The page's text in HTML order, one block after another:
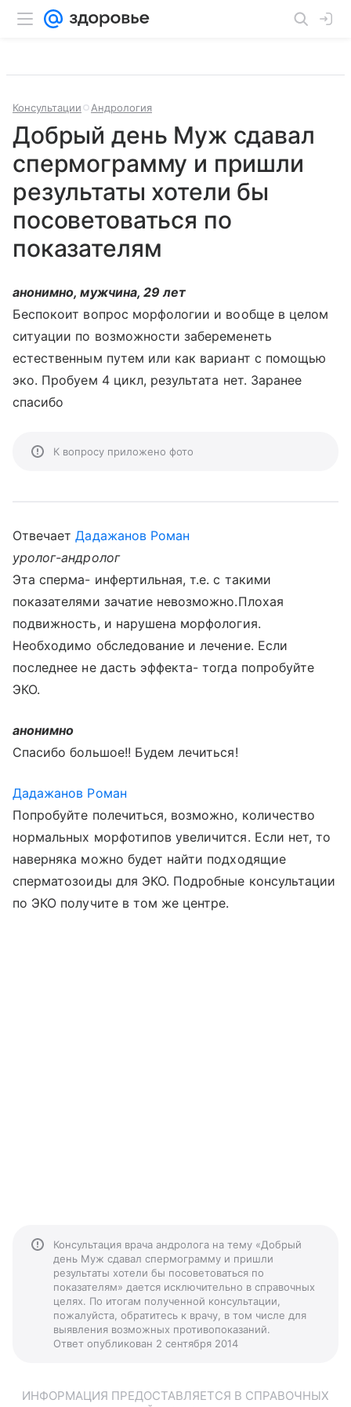
Консультации Андрология
Добрый день Муж сдавал
спермограмму и пришли
результаты хотели бы
посоветоваться по
показателям
анонимно, мужчина, 29 лет
Беспокоит вопрос морфологии и вообще в целом
ситуации по возможности забеременеть
естественным путем или как вариант с помощью
эко. Пробуем 4 цикл, результата нет. Заранее
спасибо
К вопросу приложено фото
ОтвечаетДадажанов Роман
уролог-андролог
Эта сперма- инфертильная, т.е. с такими
показателями зачатие невозможно.Плохая
подвижность, и нарушена морфология.
Необходимо обследование и лечение. Если
последнее не дасть эффекта- тогда попробуйте
ЭКО.
анонимно
Спасибо большое!! Будем лечиться!
Дадажанов Роман
Попробуйте полечиться, возможно, количество
нормальных морфотипов увеличится. Если нет, то
наверняка можно будет найти подходящие
сперматозоиды для ЭКО. Подробные консультации
по ЭКО получите в том же центре.
Консультация врача андролога на тему «Добрый
день Муж сдавал спермограмму и пришли
результаты хотели бы посоветоваться по
показателям» дается исключительно в справочных
целях. По итогам полученной консультации,
пожалуйста, обратитесь к врачу, в том числе для
выявления возможных противопоказаний.
Ответ опубликован 2 сентября 2014
ИНФОРМАЦИЯ ПРЕДОСТАВЛЯЕТСЯ В СПРАВОЧНЫХ